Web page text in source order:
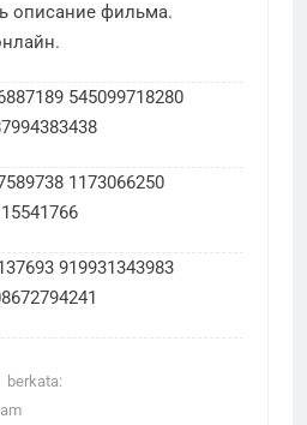
описание фильма.
545099718280
1173066250
919931343983
berkata: